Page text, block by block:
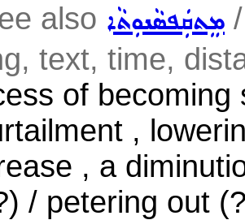
also ܡܸܬܩܲܦܣܵܢܘܼܬܵܐ
text, time,
of
,
, a
/ petering out